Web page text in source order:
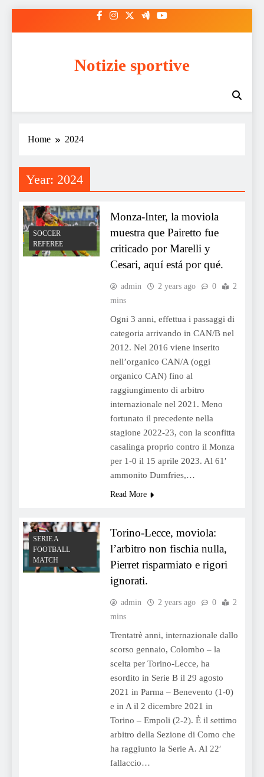
Notizie sportive
Home 2024
Year: 2024
SOCCER
REFEREE
Monza-Inter, la moviola
muestra que Pairetto fue
criticado por Marelli y
Cesari, aquí está por qué.
admin 2 years ago 0
2
mins
Ogni 3 anni, effettua i passaggi di
categoria arrivando in CAN/B nel
2012. Nel 2016 viene inserito
nell’organico CAN/A (oggi
organico CAN) fino al
raggiungimento di arbitro
internazionale nel 2021. Meno
fortunato il precedente nella
stagione 2022-23, con la sconfitta
casalinga proprio contro il Monza
per 1-0 il 15 aprile 2023. Al 61′
ammonito Dumfries,…
Read More
SERIE A
FOOTBALL
MATCH
Torino-Lecce, moviola:
l’arbitro non fischia nulla,
Pierret risparmiato e rigori
ignorati.
admin 2 years ago 0
2
mins
Trentatrè anni, internazionale dallo
scorso gennaio, Colombo – la
scelta per Torino-Lecce, ha
esordito in Serie B il 29 agosto
2021 in Parma – Benevento (1-0)
e in A il 2 dicembre 2021 in
Torino – Empoli (2-2). Ẻ il settimo
arbitro della Sezione di Como che
ha raggiunto la Serie A. Al 22′
fallaccio…